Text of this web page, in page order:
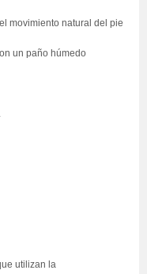
movimiento natural del pie
un paño húmedo
utilizan la